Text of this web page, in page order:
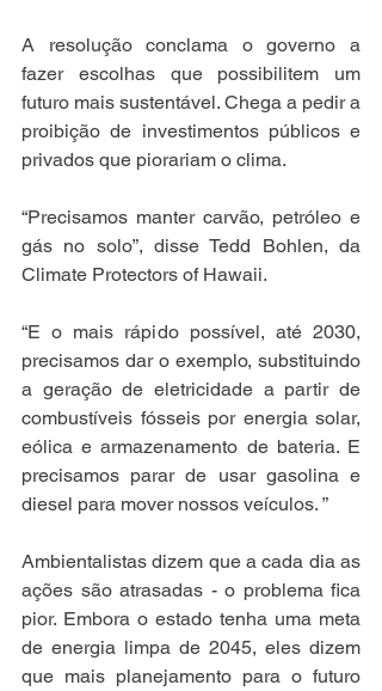
A resolução conclama o governo a
fazer escolhas que possibilitem um
futuro mais sustentável. Chega a pedir a
proibição de investimentos públicos e
privados que piorariam o clima. ⠀
“Precisamos manter carvão, petróleo e
gás no solo”, disse Tedd Bohlen, da
Climate Protectors of Hawaii. ⠀
“E o mais rápido possível, até 2030,
precisamos dar o exemplo, substituindo
a geração de eletricidade a partir de
combustíveis fósseis por energia solar,
eólica e armazenamento de bateria. E
precisamos parar de usar gasolina e
diesel para mover nossos veículos. ”⠀
Ambientalistas dizem que a cada dia as
ações são atrasadas - o problema fica
pior. Embora o estado tenha uma meta
de energia limpa de 2045, eles dizem
que mais planejamento para o futuro